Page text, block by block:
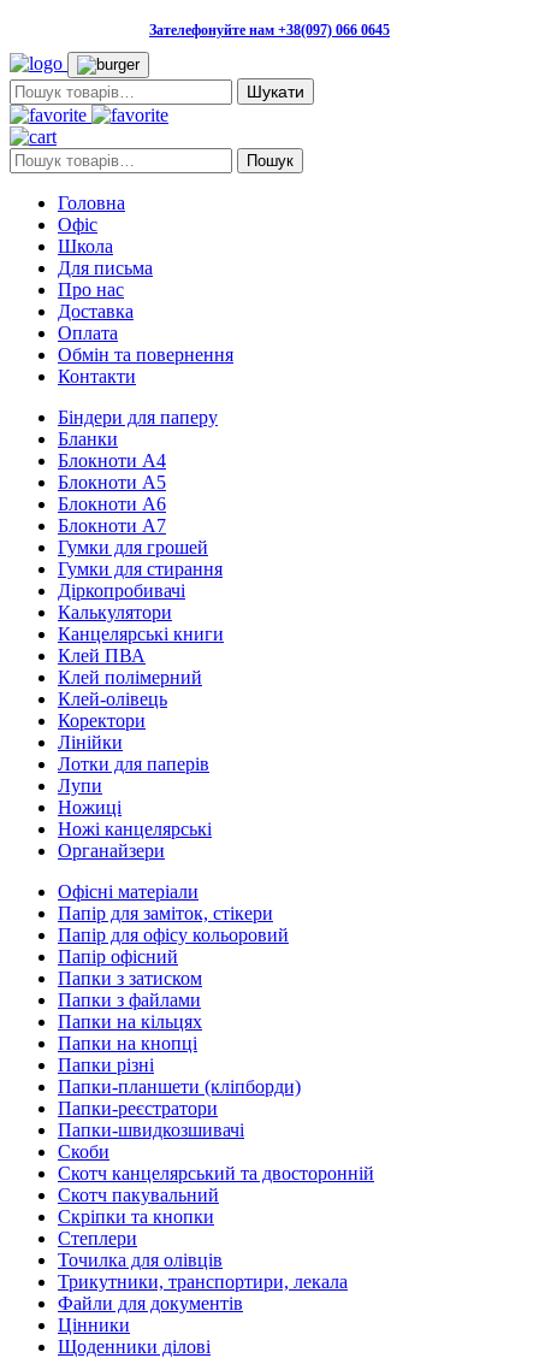
Зателефонуйте нам +38(097) 066 0645
Пошук:
Пошук: Пошук
Головна
Офіс
Школа
Для письма
Про нас
Доставка
Оплата
Обмін та повернення
Контакти
Біндери для паперу
Бланки
Блокноти А4
Блокноти А5
Блокноти А6
Блокноти А7
Гумки для грошей
Гумки для стирання
Діркопробивачі
Калькулятори
Канцелярські книги
Клей ПВА
Клей полімерний
Клей-олівець
Коректори
Лінійки
Лотки для паперів
Лупи
Ножиці
Ножі канцелярські
Органайзери
Офісні матеріали
Папір для заміток, стікери
Папір для офісу кольоровий
Папір офісний
Папки з затиском
Папки з файлами
Папки на кільцях
Папки на кнопці
Папки різні
Папки-планшети (кліпборди)
Папки-реєстратори
Папки-швидкозшивачі
Скоби
Скотч канцелярський та двосторонній
Скотч пакувальний
Скріпки та кнопки
Степлери
Точилка для олівців
Трикутники, транспортири, лекала
Файли для документів
Цінники
Щоденники ділові